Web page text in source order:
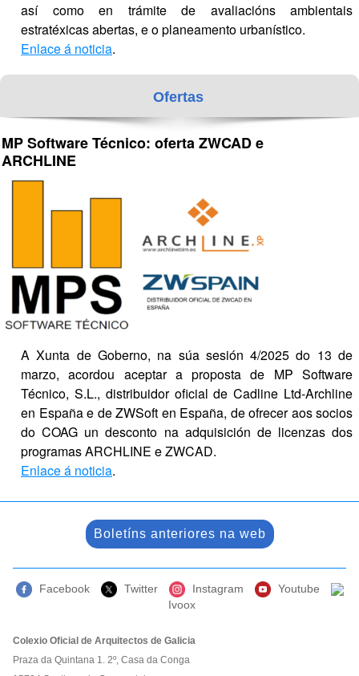
así como en trámite de avaliacións ambientais
estratéxicas abertas, e o planeamento urbanístico.
Enlace á noticia.
Ofertas
MP Software Técnico: oferta ZWCAD e
ARCHLINE
A Xunta de Goberno, na súa sesión 4/2025 do 13 de
marzo, acordou aceptar a proposta de MP Software
Técnico, S.L., distribuidor oficial de Cadline Ltd-Archline
en España e de ZWSoft en España, de ofrecer aos socios
do COAG un desconto na adquisición de licenzas dos
programas ARCHLINE e ZWCAD.
Enlace á noticia.
Boletíns anteriores na web
Facebook Twitter Instagram
Youtube
Ivoox
Colexio Oficial de Arquitectos de Galicia
Praza da Quintana 1. 2º, Casa da Conga